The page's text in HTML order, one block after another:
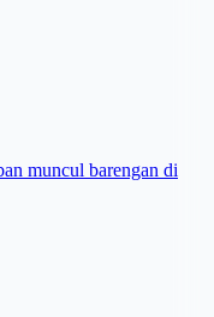
muncul barengan di